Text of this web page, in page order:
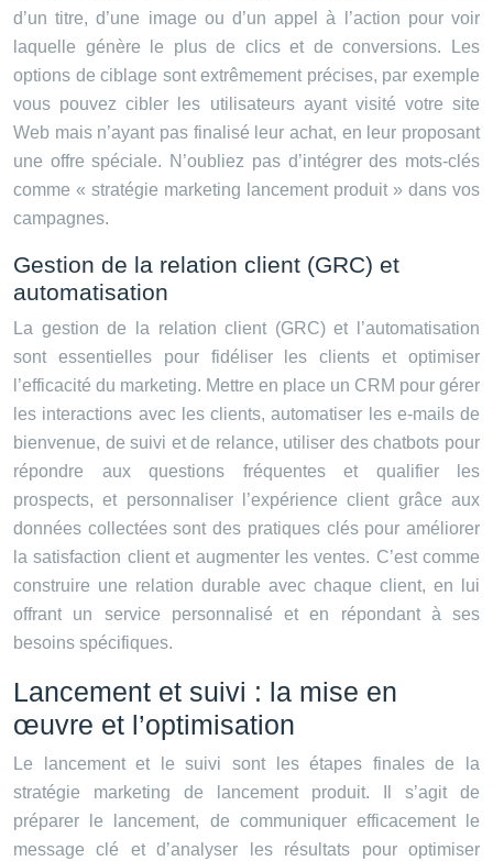
d’un titre, d’une image ou d’un appel à l’action pour voir
laquelle génère le plus de clics et de conversions. Les
options de ciblage sont extrêmement précises, par exemple
vous pouvez cibler les utilisateurs ayant visité votre site
Web mais n’ayant pas finalisé leur achat, en leur proposant
une offre spéciale. N’oubliez pas d’intégrer des mots-clés
comme « stratégie marketing lancement produit » dans vos
campagnes.
Gestion de la relation client (GRC) et
automatisation
La gestion de la relation client (GRC) et l’automatisation
sont essentielles pour fidéliser les clients et optimiser
l’efficacité du marketing. Mettre en place un CRM pour gérer
les interactions avec les clients, automatiser les e-mails de
bienvenue, de suivi et de relance, utiliser des chatbots pour
répondre aux questions fréquentes et qualifier les
prospects, et personnaliser l’expérience client grâce aux
données collectées sont des pratiques clés pour améliorer
la satisfaction client et augmenter les ventes. C’est comme
construire une relation durable avec chaque client, en lui
offrant un service personnalisé et en répondant à ses
besoins spécifiques.
Lancement et suivi : la mise en
œuvre et l’optimisation
Le lancement et le suivi sont les étapes finales de la
stratégie marketing de lancement produit. Il s’agit de
préparer le lancement, de communiquer efficacement le
message clé et d’analyser les résultats pour optimiser